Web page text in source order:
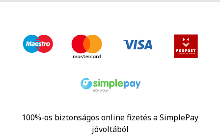
100%-os biztonságos online fizetés a SimplePay
jóvoltából